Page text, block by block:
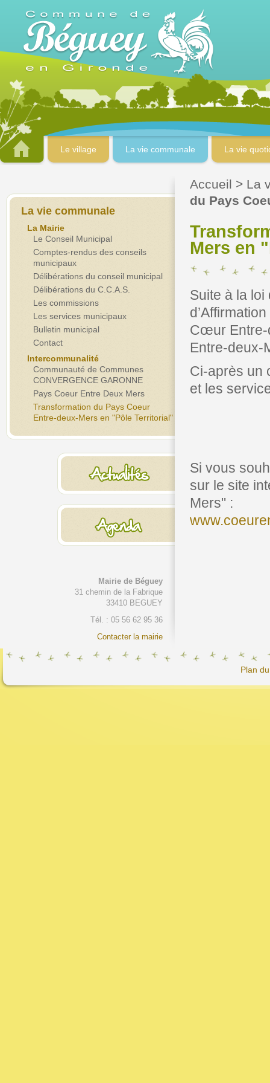
Le village La vie communale La vie
La vie communale
La Mairie
Le Conseil Municipal
Comptes-rendus des conseils
municipaux
Délibérations du conseil municipal
Délibérations du C.C.A.S.
Les commissions
Les services municipaux
Bulletin municipal
Contact
Intercommunalité
Communauté de Communes
CONVERGENCE GARONNE
Pays Coeur Entre Deux Mers
Transformation du Pays Coeur
Entre-deux-Mers en "Pôle Territorial"
Mairie de Béguey
31 chemin de la Fabrique
33410 BEGUEY
Tél. : 05 56 62 95 36
Contacter la mairie
Accueil > La
du Pays
Mers en
Suite à la loi
Cœur Entre-
Entre-deux-
Ci-après un
et les
Si vous
sur le site
Mers" :
Plan